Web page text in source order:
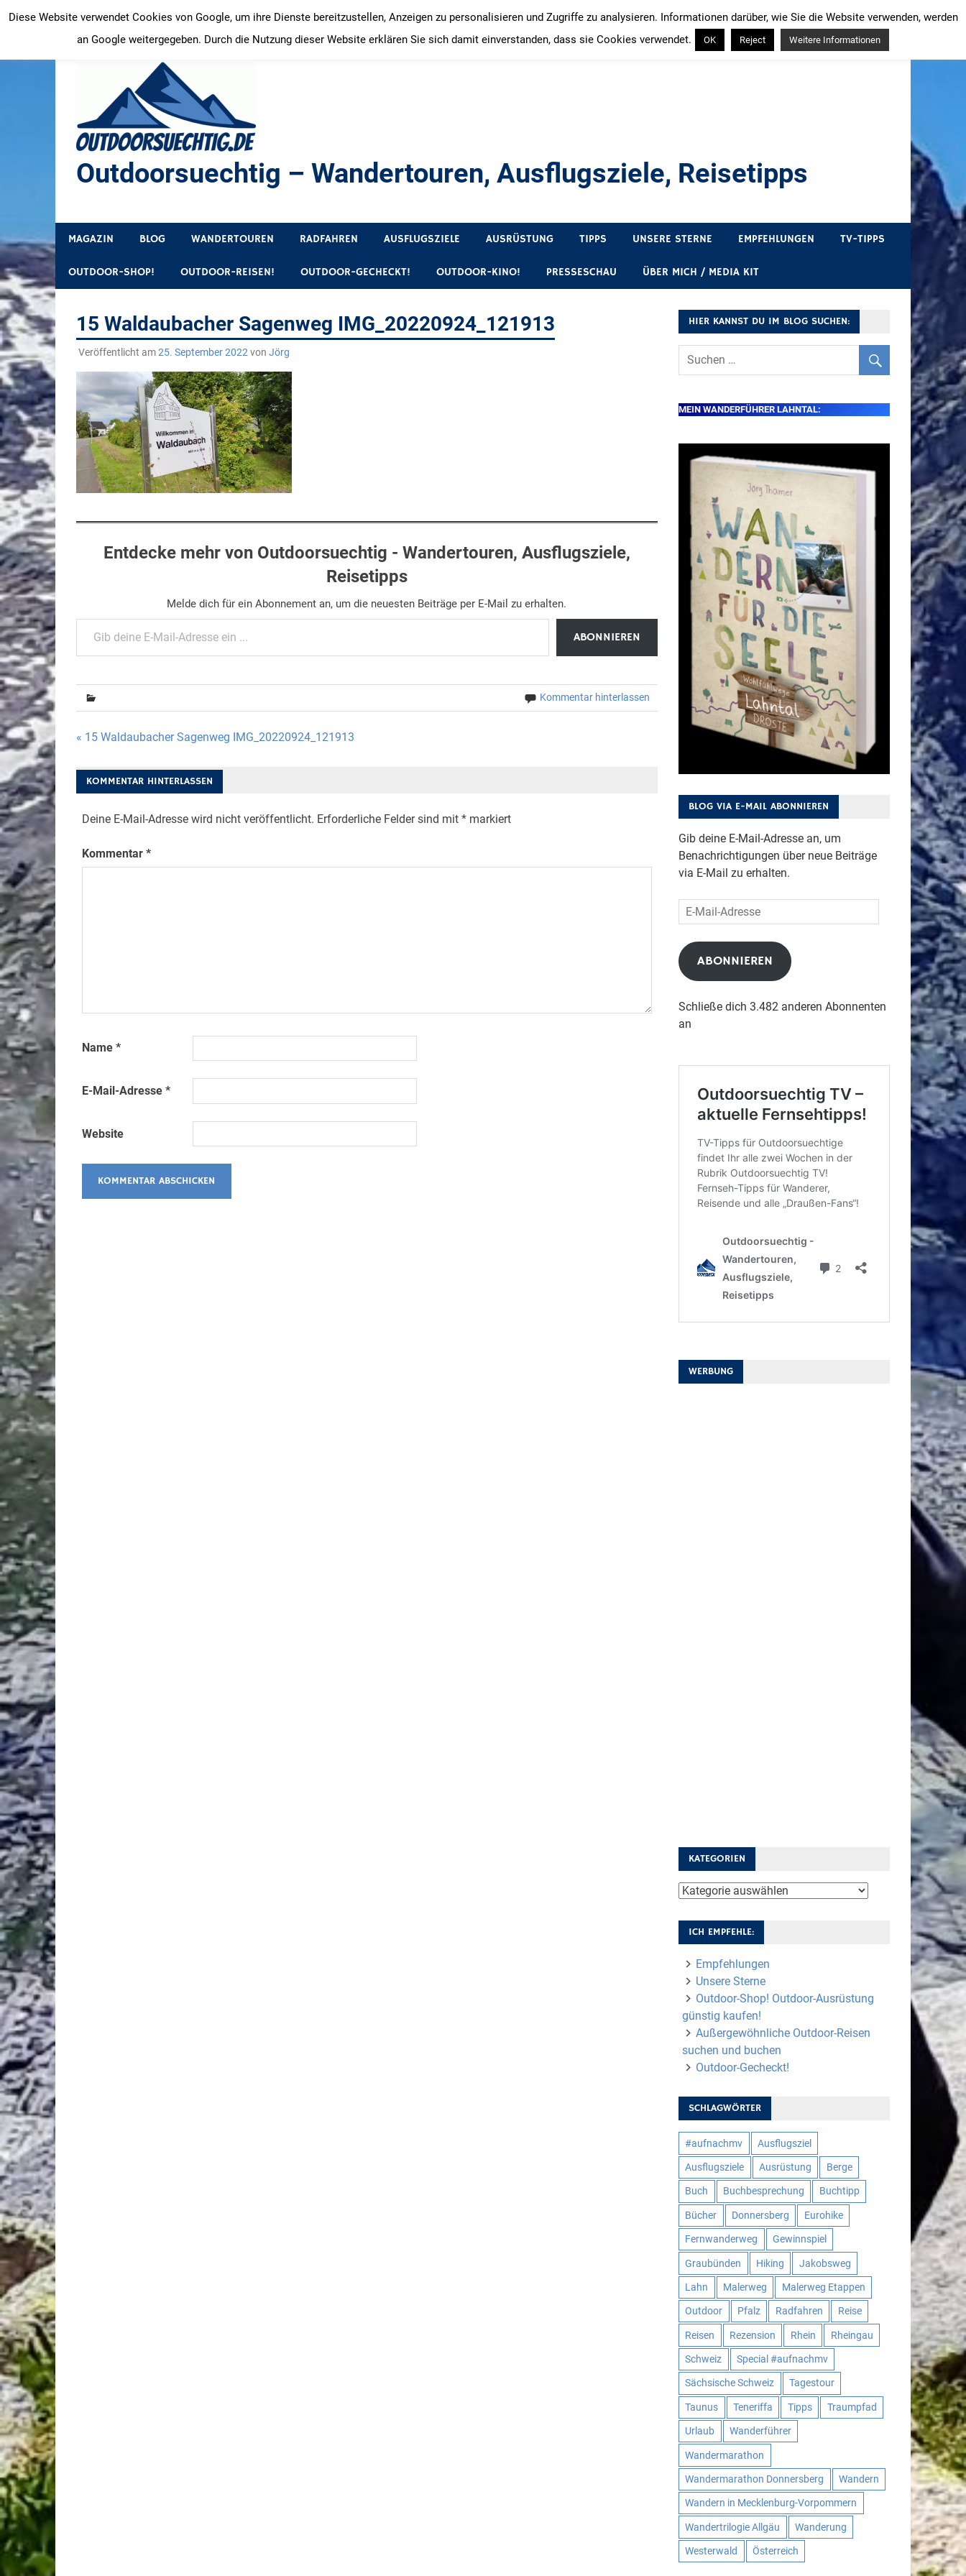
Inhalt
springen
Outdoorsuechtig – Wandertouren, Ausflugsziele, Reisetipps
MAGAZIN BLOG WANDERTOUREN RADFAHREN AUSFLUGSZIELE AUSRÜSTUNG TIPPS UNSERE STERNE EMPFEHLUNGEN TV-TIPPS
OUTDOOR-SHOP! OUTDOOR-REISEN! OUTDOOR-GECHECKT! OUTDOOR-KINO! PRESSESCHAU ÜBER MICH / MEDIA KIT
15 Waldaubacher Sagenweg IMG_20220924_121913
Veröffentlicht am25. September 2022 von Jörg
Entdecke mehr von Outdoorsuechtig - Wandertouren, Ausflugsziele,
Reisetipps
Melde dich für ein Abonnement an, um die neuesten Beiträge per E-Mail zu erhalten.
Gib deine E-Mail-Adresse ein ...
ABONNIEREN
Kommentar hinterlassen
Beitragsnavigation
« 15 Waldaubacher Sagenweg IMG_20220924_121913
KOMMENTAR HINTERLASSEN
Deine E-Mail-Adresse wird nicht veröffentlicht. Erforderliche Felder sind mit *markiert
Kommentar *
Name *
E-Mail-Adresse *
Website
HIER KANNST DU IM BLOG SUCHEN:
MEIN WANDERFÜHRER LAHNTAL:
BLOG VIA E-MAIL ABONNIEREN
Gib deine E-Mail-Adresse an, um
Benachrichtigungen über neue Beiträge
via E-Mail zu erhalten.
E-
Mail-
Adresse
ABONNIEREN
Schließe dich 3.482 anderen Abonnenten
an
WERBUNG
KATEGORIEN
Kategorien
ICH EMPFEHLE:
Empfehlungen
Unsere Sterne
Outdoor-Shop! Outdoor-Ausrüstung
günstig kaufen!
Außergewöhnliche Outdoor-Reisen
suchen und buchen
Outdoor-Gecheckt!
SCHLAGWÖRTER
#aufnachmv Ausflugsziel
Ausflugsziele Ausrüstung Berge
Buch Buchbesprechung Buchtipp
Bücher Donnersberg Eurohike
Fernwanderweg Gewinnspiel
Graubünden Hiking Jakobsweg
Lahn Malerweg Malerweg Etappen
Outdoor Pfalz Radfahren Reise
Reisen Rezension Rhein Rheingau
Schweiz Special #aufnachmv
Sächsische Schweiz Tagestour
Taunus Teneriffa Tipps Traumpfad
Urlaub Wanderführer
Wandermarathon
Wandermarathon Donnersberg Wandern
Wandern in Mecklenburg-Vorpommern
Wandertrilogie Allgäu Wanderung
Westerwald Österreich
Diese Website verwendet Cookies von Google, um ihre Dienste bereitzustellen, Anzeigen zu personalisieren und Zugriffe zu analysieren. Informationen darüber, wie Sie die Website verwenden, werden
an Google weitergegeben. Durch die Nutzung dieser Website erklären Sie sich damit einverstanden, dass sie Cookies verwendet.
OK Reject Weitere Informationen